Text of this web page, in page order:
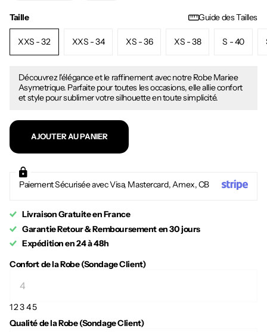
Taille Guide des Tailles
XXS - 32 XXS - 34 XS - 36 XS - 38 S - 40
Découvrez l'élégance et le raffinement avec notre Robe Mariee
Asymetrique. Parfaite pour toutes les occasions, elle allie confort
et style pour sublimer votre silhouette en toute simplicité.
AJOUTER AU PANIER
Paiement Sécurisée avec Visa, Mastercard, Amex, CB
Livraison Gratuite en France
Garantie Retour & Remboursement en 30 jours
Expédition en 24 à 48h
Confort de la Robe (Sondage Client)
12345
Qualité de la Robe (Sondage Client)